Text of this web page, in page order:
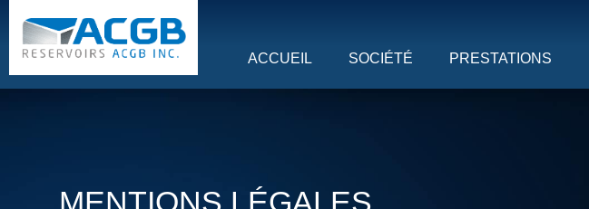
ACCUEIL SOCIÉTÉ PRESTATIONS
MENTIONS LÉGALES